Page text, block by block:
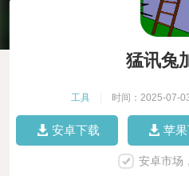
猛讯兔
工具 时间：2025-07-
安卓下载 苹
安卓市场